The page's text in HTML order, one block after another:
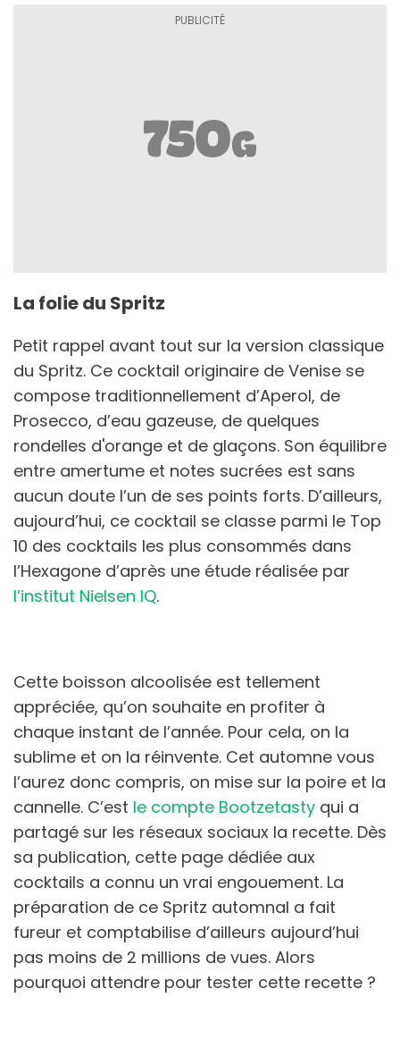
La folie du Spritz
Petit rappel avant tout sur la version classique
du Spritz. Ce cocktail originaire de Venise se
compose traditionnellement d’Aperol, de
Prosecco, d’eau gazeuse, de quelques
rondelles d'orange et de glaçons. Son équilibre
entre amertume et notes sucrées est sans
aucun doute l’un de ses points forts. D’ailleurs,
aujourd’hui, ce cocktail se classe parmi le Top
10 des cocktails les plus consommés dans
l’Hexagone d’après une étude réalisée par
l’institut Nielsen IQ.
Cette boisson alcoolisée est tellement
appréciée, qu’on souhaite en profiter à
chaque instant de l’année. Pour cela, on la
sublime et on la réinvente. Cet automne vous
l’aurez donc compris, on mise sur la poire et la
cannelle. C’est le compte Bootzetasty qui a
partagé sur les réseaux sociaux la recette. Dès
sa publication, cette page dédiée aux
cocktails a connu un vrai engouement. La
préparation de ce Spritz automnal a fait
fureur et comptabilise d’ailleurs aujourd’hui
pas moins de 2 millions de vues. Alors
pourquoi attendre pour tester cette recette ?